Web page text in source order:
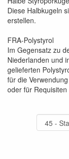
Diese Halbkugeln
erstellen.
FRA-Polystyrol
Im Gegensatz zu
Niederlanden und
gelieferten
für die
oder für